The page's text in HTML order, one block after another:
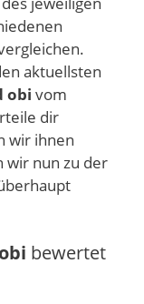
aktuellsten
obi vom
dir
wir ihnen
wir nun zu der
bewertet